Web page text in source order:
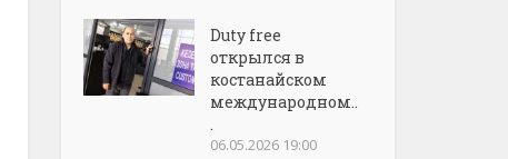
Duty free
открылся в
костанайском
международном..
.
06.05.2026 19:00